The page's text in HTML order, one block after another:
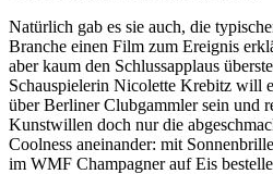
Natürlich gab es sie auch, die
Branche einen Film zum Ereignis
aber kaum den Schlussapplaus
Schauspielerin Nicolette Krebitz will
über Berliner Clubgammler sein und
Kunstwillen doch nur die
Coolness aneinander: mit
im WMF Champagner auf Eis